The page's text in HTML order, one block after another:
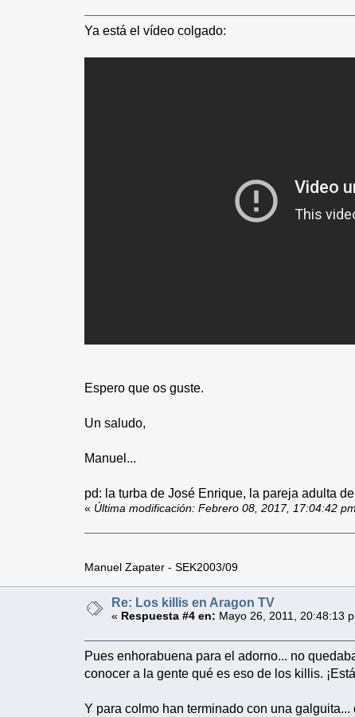
Ya está el vídeo colgado:
Espero que os guste.
Un saludo,
Manuel...
pd: la turba de José Enrique, la pareja adulta
« Última modificación: Febrero 08, 2017, 17:04:42
Manuel Zapater - SEK2003/09
Re: Los killis en Aragon TV
« Respuesta #4 en: Mayo 26, 2011, 20:48:13
Pues enhorabuena para el adorno... no
conocer a la gente qué es eso de los killis.
Y para colmo han terminado con una